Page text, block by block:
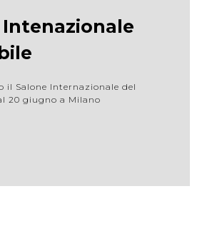
Intenazionale
il Salone Internazionale del
20 giugno a Milano